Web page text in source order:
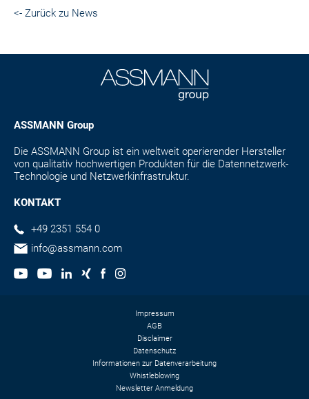
<- Zurück zu News
ASSMANN Group
Die ASSMANN Group ist ein weltweit operierender Hersteller
von qualitativ hochwertigen Produkten für die Datennetzwerk-
Technologie und Netzwerkinfrastruktur.
KONTAKT
+49 2351 554 0
info@assmann.com
Impressum
AGB
Disclaimer
Datenschutz
Informationen zur Datenverarbeitung
Whistleblowing
Newsletter Anmeldung